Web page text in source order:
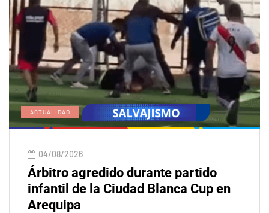
ACTUALIDAD
04/08/2026
Árbitro agredido durante partido
infantil de la Ciudad Blanca Cup en
Arequipa